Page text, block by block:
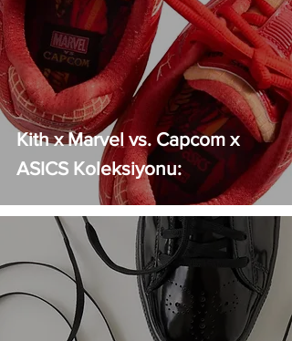
Kith x Marvel vs. Capcom x
ASICS Koleksiyonu: